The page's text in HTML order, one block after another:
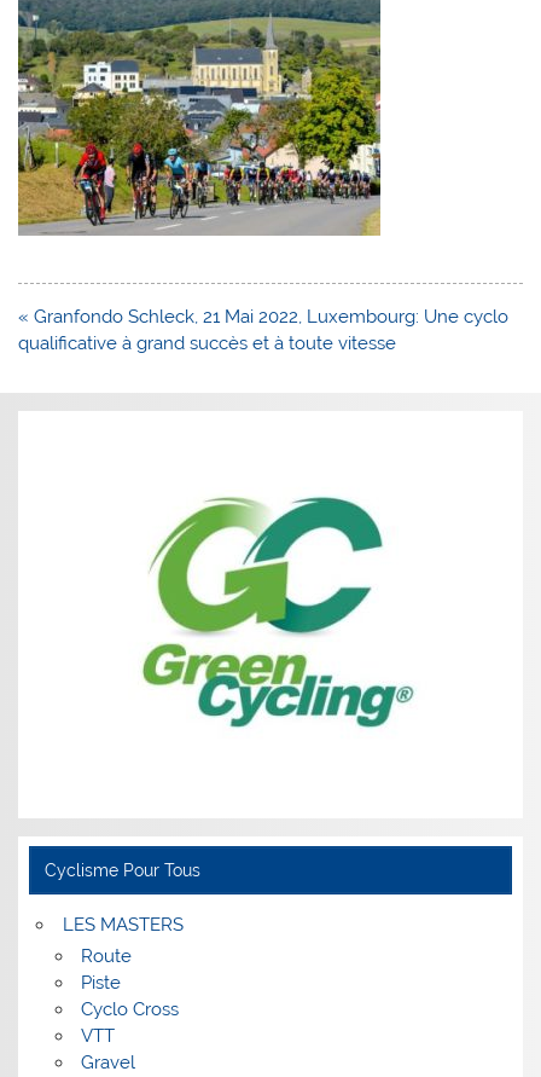
Navigation
de
« Granfondo Schleck, 21 Mai 2022, Luxembourg: Une cyclo
qualificative à grand succès et à toute vitesse
Cyclisme Pour Tous
LES MASTERS
Route
Piste
Cyclo Cross
VTT
Gravel